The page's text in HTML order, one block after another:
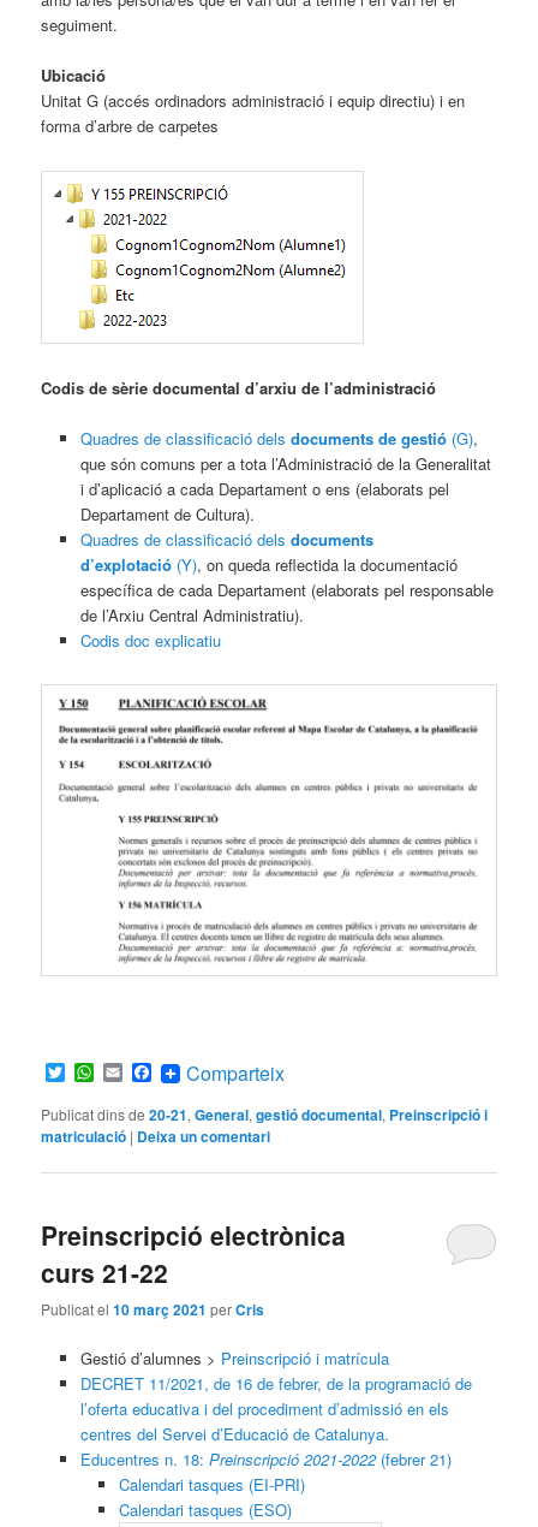
seguiment.
Ubicació
Unitat G (accés ordinadors administració i equip directiu) i en
forma d’arbre de carpetes
Codis de sèrie documental d’arxiu de l’administració
Quadres de classificació dels documents de gestió (G),
que són comuns per a tota l’Administració de la Generalitat
i d’aplicació a cada Departament o ens (elaborats pel
Departament de Cultura).
Quadres de classificació dels documents
d’explotació(Y), on queda reflectida la documentació
específica de cada Departament (elaborats pel responsable
de l’Arxiu Central Administratiu).
Codis doc explicatiu
TwitterWhatsApp
EmailFacebook
Comparteix
Publicat dins de 20-21,General,gestió documental, Preinscripció i
matriculació | Deixa un comentari
Preinscripció electrònica
curs 21-22
Publicat el10 març 2021 perCris
Gestió d’alumnes > Preinscripció i matrícula
DECRET 11/2021, de 16 de febrer, de la programació de
l’oferta educativa i del procediment d’admissió en els
centres del Servei d’Educació de Catalunya.
Educentres n. 18: Preinscripció 2021-2022(febrer 21)
Calendari tasques (EI-PRI)
Calendari tasques (ESO)